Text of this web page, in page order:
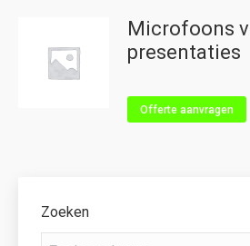
Microfoons
presentaties
Offerte aanvragen
Zoeken